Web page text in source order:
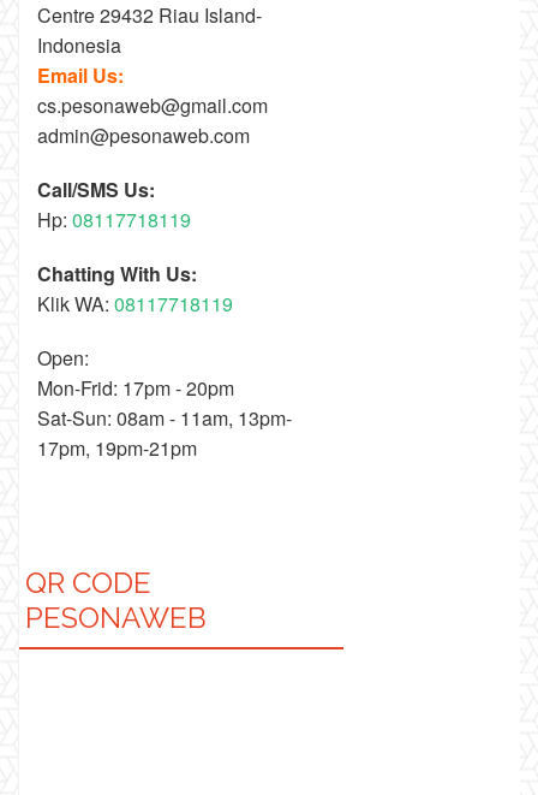
Centre 29432 Riau Island-
Indonesia
Email Us:
cs.pesonaweb@gmail.com
admin@pesonaweb.com
Call/SMS Us:
Hp: 08117718119
Chatting With Us:
Klik WA: 08117718119
Open:
Mon-Frid: 17pm - 20pm
Sat-Sun: 08am - 11am, 13pm-
17pm, 19pm-21pm
QR CODE
PESONAWEB